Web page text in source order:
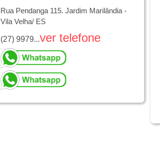
Rua Pendanga 115. Jardim Marilândia -
Vila Velha/ ES
(27) 9979...ver telefone